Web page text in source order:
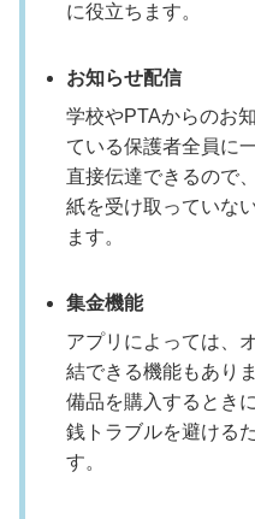
に役立ちます。
お知らせ配信
学校やPTAからのお
ている保護者全員に
直接伝達できるので
紙を受け取っていな
ます。
集金機能
アプリによっては、
結できる機能もあり
備品を購入するとき
銭トラブルを避ける
す。